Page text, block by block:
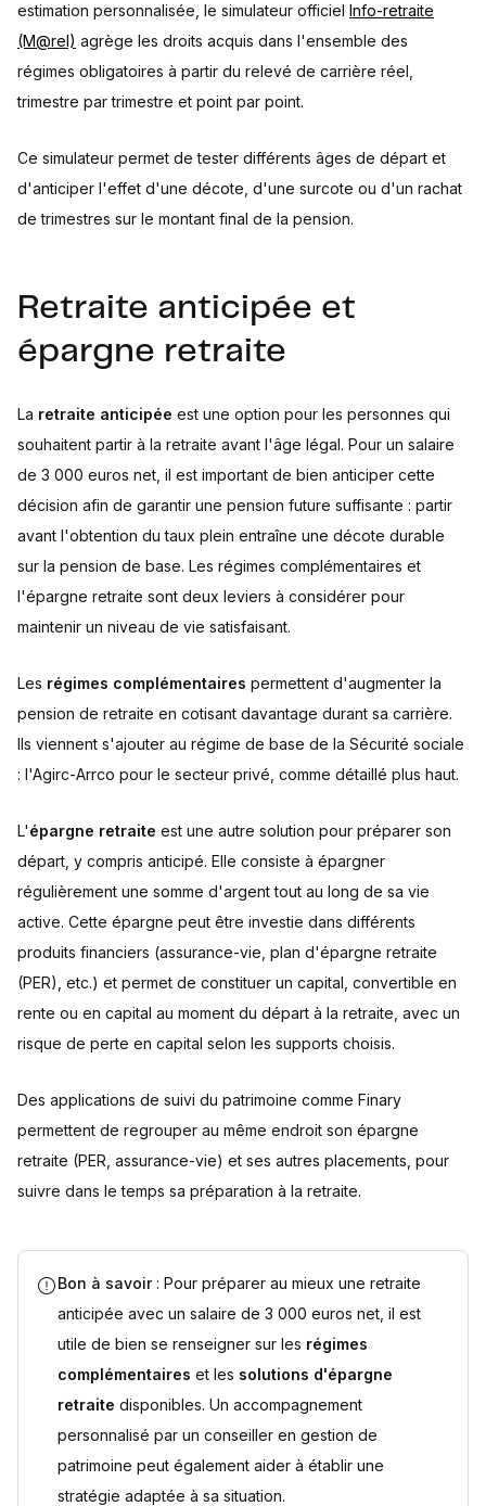
estimation personnalisée, le simulateur officiel Info-retraite
(M@rel) agrège les droits acquis dans l'ensemble des
régimes obligatoires à partir du relevé de carrière réel,
trimestre par trimestre et point par point.
Ce simulateur permet de tester différents âges de départ et
d'anticiper l'effet d'une décote, d'une surcote ou d'un rachat
de trimestres sur le montant final de la pension.
Retraite anticipée et
épargne retraite
La retraite anticipée est une option pour les personnes qui
souhaitent partir à la retraite avant l'âge légal. Pour un salaire
de 3 000 euros net, il est important de bien anticiper cette
décision afin de garantir une pension future suffisante : partir
avant l'obtention du taux plein entraîne une décote durable
sur la pension de base. Les régimes complémentaires et
l'épargne retraite sont deux leviers à considérer pour
maintenir un niveau de vie satisfaisant.
Les régimes complémentaires permettent d'augmenter la
pension de retraite en cotisant davantage durant sa carrière.
Ils viennent s'ajouter au régime de base de la Sécurité sociale
: l'Agirc-Arrco pour le secteur privé, comme détaillé plus haut.
L'épargne retraite est une autre solution pour préparer son
départ, y compris anticipé. Elle consiste à épargner
régulièrement une somme d'argent tout au long de sa vie
active. Cette épargne peut être investie dans différents
produits financiers (assurance-vie, plan d'épargne retraite
(PER), etc.) et permet de constituer un capital, convertible en
rente ou en capital au moment du départ à la retraite, avec un
risque de perte en capital selon les supports choisis.
Des applications de suivi du patrimoine comme Finary
permettent de regrouper au même endroit son épargne
retraite (PER, assurance-vie) et ses autres placements, pour
suivre dans le temps sa préparation à la retraite.
Bon à savoir : Pour préparer au mieux une retraite
anticipée avec un salaire de 3 000 euros net, il est
utile de bien se renseigner sur les régimes
complémentaires et les solutions d'épargne
retraite disponibles. Un accompagnement
personnalisé par un conseiller en gestion de
patrimoine peut également aider à établir une
stratégie adaptée à sa situation.